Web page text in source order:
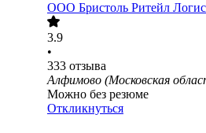
ООО Бристоль Ритейл
3.9
•
333 отзыва
Алфимово (Московская
Можно без резюме
Откликнуться